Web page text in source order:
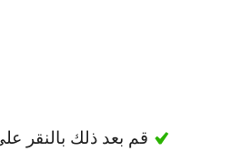
قم بعد ذلك بالنقر